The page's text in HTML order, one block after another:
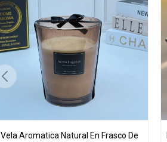
Vela Aromatica Natural En Frasco De